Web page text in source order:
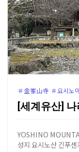
＃金峯山寺 ＃요시노
YOSHINO
성지 요시노산 긴푸